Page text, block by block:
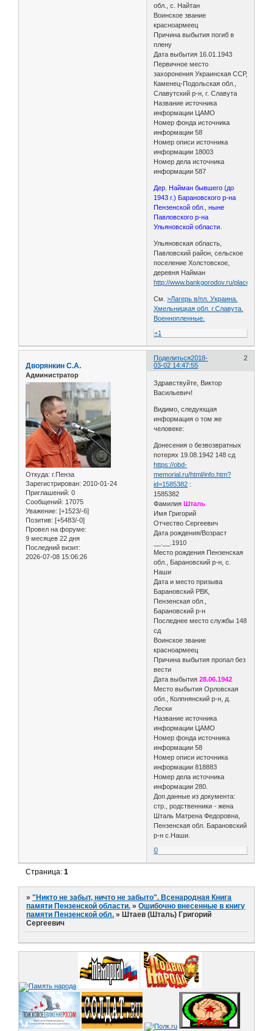
обл., с. Найтан
Воинское звание
красноармеец
Причина выбытия погиб в
плену
Дата выбытия 16.01.1943
Первичное место
захоронения Украинская ССР,
Каменец-Подольская обл.,
Славутский р-н, г. Славута
Название источника
информации ЦАМО
Номер фонда источника
информации 58
Номер описи источника
информации 18003
Номер дела источника
информации 587
Дер. Найман бывшего (до
1943 г.) Барановского р-на
Пензенской обл., ныне
Павловского р-на
Ульяновской области.
Ульяновская область,
Павловский район, сельское
поселение Холстовское,
деревня Найман
http://www.bankgorodov.ru/place/naiman
См.>Лагерь в/пл. Украина.
Хмельницкая обл. г.Славута.
Военнопленные.
+1
Поделиться 2
2018-
03-02 14:47:55
Дворянкин С.А.
Администратор
Откуда: г.Пенза
Зарегистрирован: 2010-01-24
Приглашений: 0
Сообщений: 17075
Уважение: [+1523/-6]
Позитив: [+5483/-0]
Провел на форуме:
9 месяцев 22 дня
Последний визит:
2026-07-08 15:06:26
Здравствуйте, Виктор
Васильевич!
Видимо, следующая
информация о том же
человеке:
Донесения о безвозвратных
потерях 19.08.1942 148 сд
https://obd-
memorial.ru/html/info.htm?
id=1585382 :
1585382
Фамилия Шталь
Имя Григорий
Отчество Сергеевич
Дата рождения/Возраст
__.__.1910
Место рождения Пензенская
обл., Барановский р-н, с.
Наши
Дата и место призыва
Барановский РВК,
Пензенская обл.,
Барановский р-н
Последнее место службы 148
сд
Воинское звание
красноармеец
Причина выбытия пропал без
вести
Дата выбытия28.06.1942
Место выбытия Орловская
обл., Колпнянский р-н, д.
Лески
Название источника
информации ЦАМО
Номер фонда источника
информации 58
Номер описи источника
информации 818883
Номер дела источника
информации 280.
Доп.данные из документа:
стр., родственники - жена
Шталь Матрена Федоровна,
Пензенская обл. Барановский
р-н с.Наши.
0
Страница:1
»"Никто не забыт, ничто не забыто". Всенародная Книга
памяти Пензенской области. »Ошибочно внесенные в книгу
памяти Пензенской обл. »Штаев (Шталь) Григорий
Сергеевич